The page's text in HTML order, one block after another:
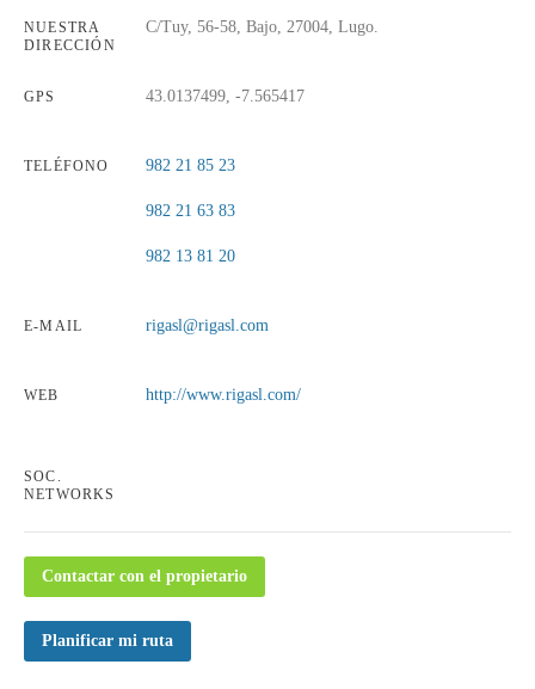
NUESTRA
DIRECCIÓN
C/Tuy, 56-58, Bajo, 27004, Lugo.
GPS 43.0137499, -7.565417
TELÉFONO 982 21 85 23
982 21 63 83
982 13 81 20
E-MAIL rigasl@rigasl.com
WEB http://www.rigasl.com/
SOC.
NETWORKS
Contactar con el propietario
Planificar mi ruta